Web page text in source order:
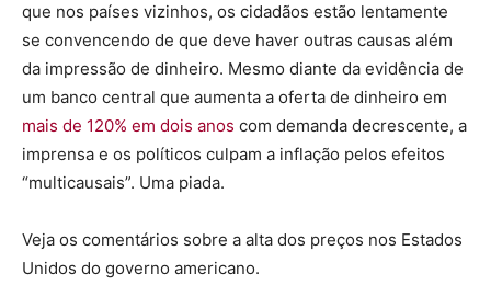
que nos países vizinhos, os cidadãos estão lentamente
se convencendo de que deve haver outras causas além
da impressão de dinheiro. Mesmo diante da evidência de
um banco central que aumenta a oferta de dinheiro em
mais de 120% em dois anos com demanda decrescente, a
imprensa e os políticos culpam a inflação pelos efeitos
“multicausais”. Uma piada.
Veja os comentários sobre a alta dos preços nos Estados
Unidos do governo americano.